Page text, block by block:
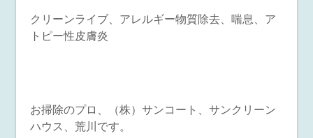
クリーンライブ、アレルギー物質除去、喘息、ア
トピー性皮膚炎
お掃除のプロ、（株）サンコート、サンクリーン
ハウス、荒川です。